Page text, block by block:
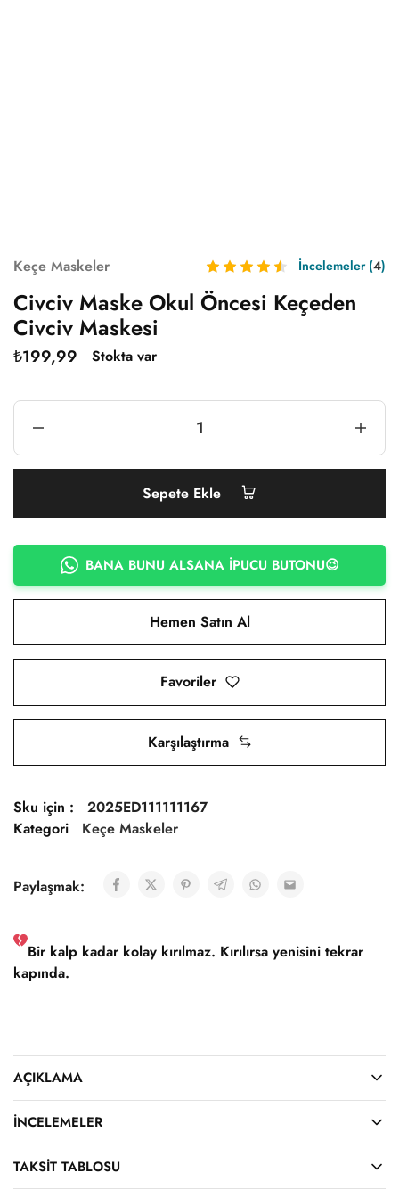
Keçe Maskeler İncelemeler (4)
Civciv Maske Okul Öncesi Keçeden
Civciv Maskesi
₺199,99 Stokta var
Sepete Ekle
BANA BUNU ALSANA İPUCU BUTONU😉
Hemen Satın Al
Favoriler
Karşılaştırma
Sku için :
2025ED111111167
Kategori
Keçe Maskeler
Paylaşmak:
Bir kalp kadar kolay kırılmaz. Kırılırsa yenisini tekrar
kapında.
AÇIKLAMA
İNCELEMELER
TAKSIT TABLOSU